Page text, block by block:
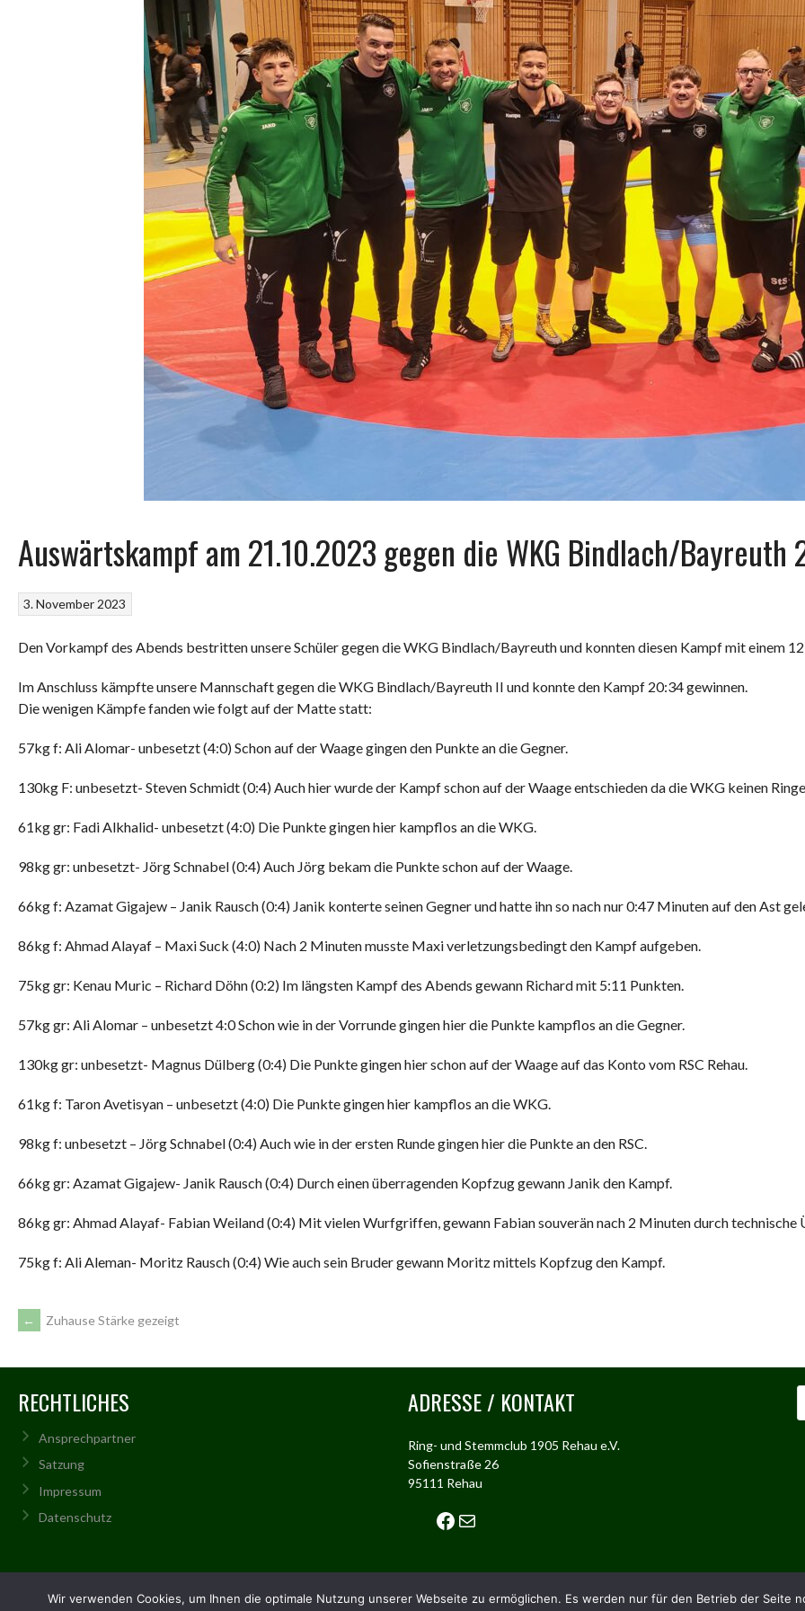
Auswärtskampf am 21.10.2023 gegen die WKG Bindlach/Bayreuth
3. November 2023
Den Vorkampf des Abends bestritten unsere Schüler gegen die WKG Bindlach/Bayreuth und konnten diesen Kampf mit einem
Im Anschluss kämpfte unsere Mannschaft gegen die WKG Bindlach/Bayreuth II und konnte den Kampf 20:34 gewinnen.
Die wenigen Kämpfe fanden wie folgt auf der Matte statt:
57kg f: Ali Alomar- unbesetzt (4:0) Schon auf der Waage gingen den Punkte an die Gegner.
130kg F: unbesetzt- Steven Schmidt (0:4) Auch hier wurde der Kampf schon auf der Waage entschieden da die WKG keinen
61kg gr: Fadi Alkhalid- unbesetzt (4:0) Die Punkte gingen hier kampflos an die WKG.
98kg gr: unbesetzt- Jörg Schnabel (0:4) Auch Jörg bekam die Punkte schon auf der Waage.
66kg f: Azamat Gigajew – Janik Rausch (0:4) Janik konterte seinen Gegner und hatte ihn so nach nur 0:47 Minuten auf den Ast
86kg f: Ahmad Alayaf – Maxi Suck (4:0) Nach 2 Minuten musste Maxi verletzungsbedingt den Kampf aufgeben.
75kg gr: Kenau Muric – Richard Döhn (0:2) Im längsten Kampf des Abends gewann Richard mit 5:11 Punkten.
57kg gr: Ali Alomar – unbesetzt 4:0 Schon wie in der Vorrunde gingen hier die Punkte kampflos an die Gegner.
130kg gr: unbesetzt- Magnus Dülberg (0:4) Die Punkte gingen hier schon auf der Waage auf das Konto vom RSC Rehau.
61kg f: Taron Avetisyan – unbesetzt (4:0) Die Punkte gingen hier kampflos an die WKG.
98kg f: unbesetzt – Jörg Schnabel (0:4) Auch wie in der ersten Runde gingen hier die Punkte an den RSC.
66kg gr: Azamat Gigajew- Janik Rausch (0:4) Durch einen überragenden Kopfzug gewann Janik den Kampf.
86kg gr: Ahmad Alayaf- Fabian Weiland (0:4) Mit vielen Wurfgriffen, gewann Fabian souverän nach 2 Minuten durch technische
75kg f: Ali Aleman- Moritz Rausch (0:4) Wie auch sein Bruder gewann Moritz mittels Kopfzug den Kampf.
ARTIKEL-
NAVIGATION
← Zuhause Stärke gezeigt
RECHTLICHES
Ansprechpartner
Satzung
Impressum
Datenschutz
ADRESSE / KONTAKT
Ring- und Stemmclub 1905 Rehau e.V.
Sofienstraße 26
95111 Rehau
Facebook
Mail
Wir verwenden Cookies, um Ihnen die optimale Nutzung unserer Webseite zu ermöglichen. Es werden nur für den Betrieb der Seite